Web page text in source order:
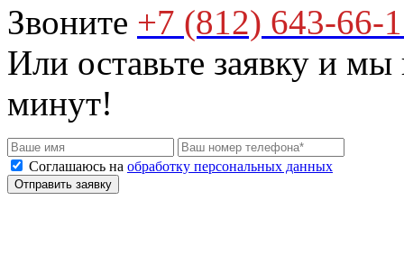
Звоните +7 (812) 643-66-
Или оставьте заявку и
минут!
Соглашаюсь на обработку персональных данных